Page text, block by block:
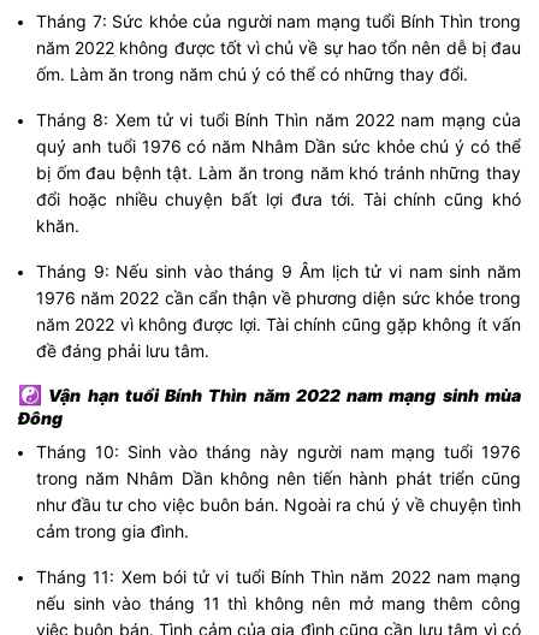
Tháng 7: Sức khỏe của người nam mạng tuổi Bính Thìn trong
năm 2022 không được tốt vì chủ về sự hao tổn nên dễ bị đau
ốm. Làm ăn trong năm chú ý có thể có những thay đổi.
Tháng 8: Xem tử vi tuổi Bính Thìn năm 2022 nam mạng của
quý anh tuổi 1976 có năm Nhâm Dần sức khỏe chú ý có thể
bị ốm đau bệnh tật. Làm ăn trong năm khó tránh những thay
đổi hoặc nhiều chuyện bất lợi đưa tới. Tài chính cũng khó
khăn.
Tháng 9: Nếu sinh vào tháng 9 Âm lịch tử vi nam sinh năm
1976 năm 2022 cần cẩn thận về phương diện sức khỏe trong
năm 2022 vì không được lợi. Tài chính cũng gặp không ít vấn
đề đáng phải lưu tâm.
☯ Vận hạn tuổi Bính Thìn năm 2022 nam mạng sinh mùa
Đông
Tháng 10: Sinh vào tháng này người nam mạng tuổi 1976
trong năm Nhâm Dần không nên tiến hành phát triển cũng
như đầu tư cho việc buôn bán. Ngoài ra chú ý về chuyện tình
cảm trong gia đình.
Tháng 11: Xem bói tử vi tuổi Bính Thìn năm 2022 nam mạng
nếu sinh vào tháng 11 thì không nên mở mang thêm công
việc buôn bán. Tình cảm của gia đình cũng cần lưu tâm vì có